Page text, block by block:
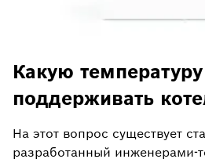
Какую
поддерживать
На этот вопрос существует
разработанный инженерами-